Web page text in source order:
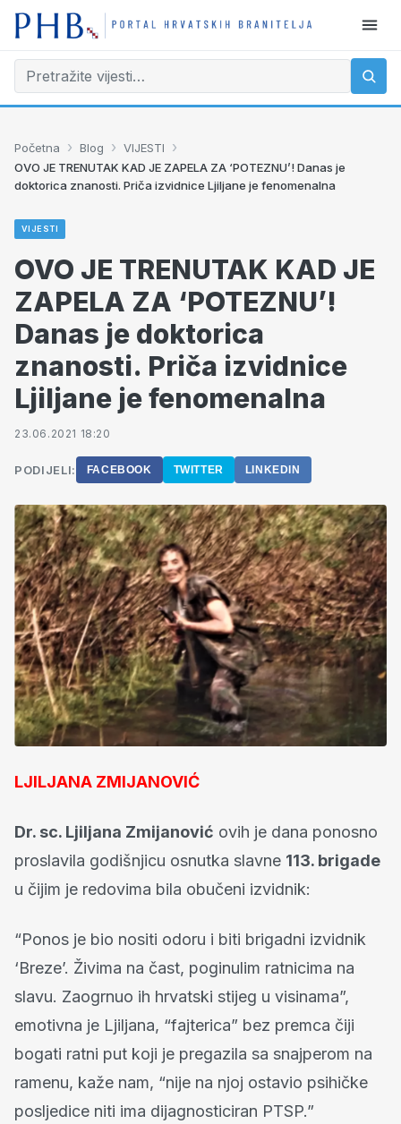
Početna › Blog › VIJESTI ›
OVO JE TRENUTAK KAD JE ZAPELA ZA ‘POTEZNU’! Danas je
doktorica znanosti. Priča izvidnice Ljiljane je fenomenalna
VIJESTI
OVO JE TRENUTAK KAD JE
ZAPELA ZA ‘POTEZNU’!
Danas je doktorica
znanosti. Priča izvidnice
Ljiljane je fenomenalna
23.06.2021 18:20
PODIJELI: FACEBOOK TWITTER LINKEDIN
LJILJANA ZMIJANOVIĆ
Dr. sc. Ljiljana Zmijanović ovih je dana ponosno
proslavila godišnjicu osnutka slavne 113. brigade
u čijim je redovima bila obučeni izvidnik:
“Ponos je bio nositi odoru i biti brigadni izvidnik
‘Breze’. Živima na čast, poginulim ratnicima na
slavu. Zaogrnuo ih hrvatski stijeg u visinama”,
emotivna je Ljiljana, “fajterica” bez premca čiji
bogati ratni put koji je pregazila sa snajperom na
ramenu, kaže nam, “nije na njoj ostavio psihičke
posljedice niti ima dijagnosticiran PTSP.”